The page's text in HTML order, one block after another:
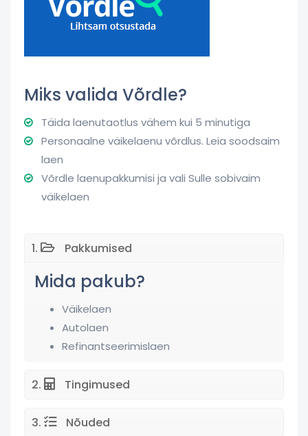
Miks valida Võrdle?
Täida laenutaotlus vähem kui 5 minutiga
Personaalne väikelaenu võrdlus. Leia soodsaim
laen
Võrdle laenupakkumisi ja vali Sulle sobivaim
väikelaen
Pakkumised
Mida pakub?
Väikelaen
Autolaen
Refinantseerimislaen
Tingimused
Nõuded